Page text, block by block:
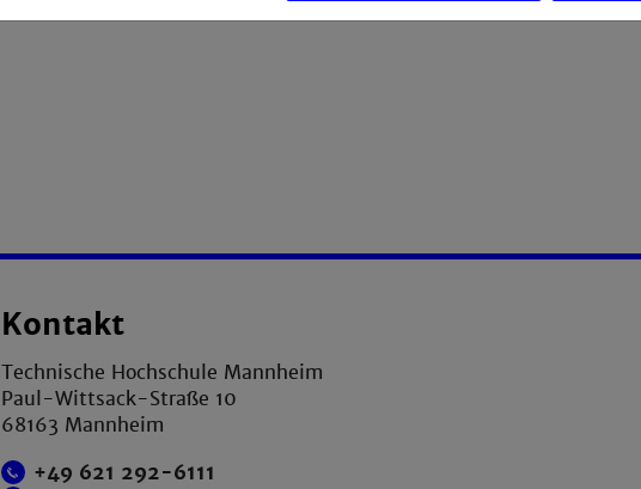
Kontakt
Technische Hochschule Mannheim
Paul-Wittsack-Straße 10
68163 Mannheim
+49 621 292-6111